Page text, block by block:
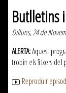
Butlletins
Dilluns, 24 de
ALERTA:Aquest
trobin els fitxers del
Reproduir